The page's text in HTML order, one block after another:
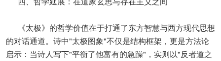
《太极》的哲学价值在于打通了东方智慧与西方现代思想
的对话通道。诗中"太极图象"不仅是结构框架，更是方法论
启示：当诗人写下"平衡了他富有的急躁"，实则以"反者道之